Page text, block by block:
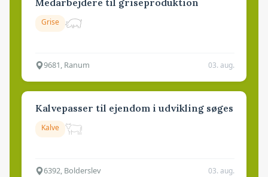
Medarbejdere til griseproduktion
Grise
9681, Ranum 03. aug.
Kalvepasser til ejendom i udvikling søges
Kalve
6392, Bolderslev 03. aug.